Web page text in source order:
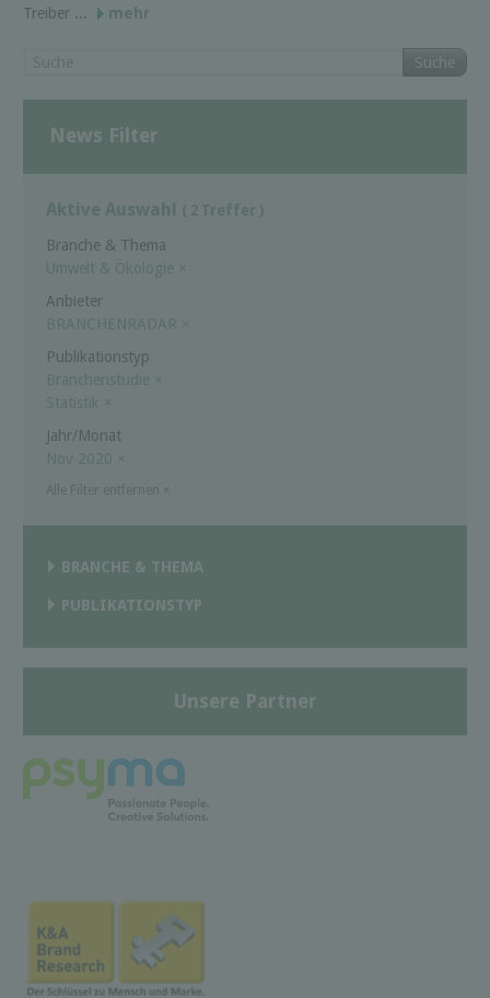
Treiber ...
mehr
Suche
News Filter
Aktive Auswahl ( 2 Treffer )
Branche & Thema
Umwelt & Ökologie ×
Anbieter
BRANCHENRADAR ×
Publikationstyp
Branchenstudie ×
Statistik ×
Jahr/Monat
Nov 2020 ×
BRANCHE & THEMA
PUBLIKATIONSTYP
Unsere Partner